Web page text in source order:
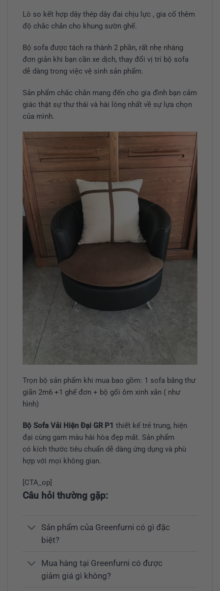
Lò so kết hợp dây thép dây đai chịu lực , gia cố thêm
độ chắc chắn cho khung sườn ghế.
Bộ sofa được tách ra thành 2 phần, rất nhẹ nhàng
đơn giản khi bạn cần xe dịch, thay đổi vị trí bộ sofa
dễ dàng trong việc vệ sinh sản phẩm.
Sản phẩm chắc chắn mang đến cho gia đình bạn cảm
giác thật sự thư thái và hài lòng nhất về sự lựa chọn
của mình.
Trọn bộ sản phẩm khi mua bao gồm: 1 sofa băng thư
giãn 2m6 +1 ghế đơn + bộ gối ôm xinh xắn ( như
hình)
Bộ Sofa Vải Hiện Đại GR P1 thiết kế trẻ trung, hiện
đại cùng gam màu hài hòa đẹp mắt. Sản phẩm
có kích thước tiêu chuẩn dễ dàng ứng dụng và phù
hợp với mọi không gian.
[CTA_op]
Câu hỏi thường gặp:
Sản phẩm của Greenfurni có gì đặc
biệt?
Mua hàng tại Greenfurni có được
giảm giá gì không?